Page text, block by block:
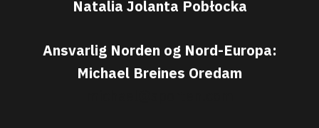
Natalia Jolanta Pobłocka
Ansvarlig Norden og Nord-Europa:
Michael Breines Oredam